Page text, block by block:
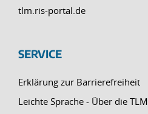
tlm.ris-portal.de
SERVICE
Erklärung zur Barrierefreiheit
Leichte Sprache - Über die TLM